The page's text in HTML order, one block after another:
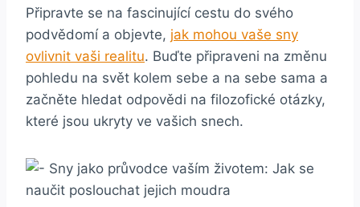
Připravte se na fascinující cestu do svého⁣
podvědomí a‍ objevte, jak mohou vaše ‍sny
ovlivnit​ vaši realitu. Buďte⁣ připraveni na změnu
pohledu⁢ na⁤ svět ​kolem sebe a na sebe sama​ a⁢
začněte‍ hledat odpovědi na ⁣filozofické otázky,‍
které jsou ukryty ve vašich snech.